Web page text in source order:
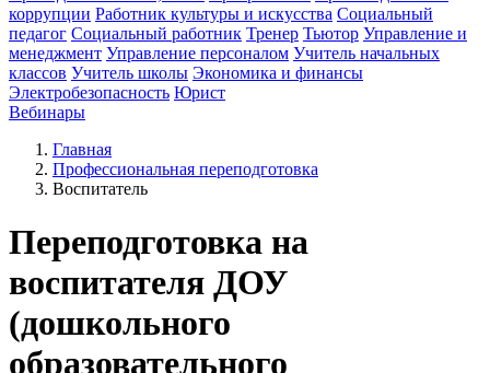
коррупции Работник культуры и искусства Социальный
педагог Социальный работник Тренер Тьютор Управление и
менеджмент Управление персоналом Учитель начальных
классов Учитель школы Экономика и финансы
Электробезопасность Юрист
Вебинары
Главная
Профессиональная переподготовка
Воспитатель
Переподготовка на
воспитателя ДОУ
(дошкольного
образовательного